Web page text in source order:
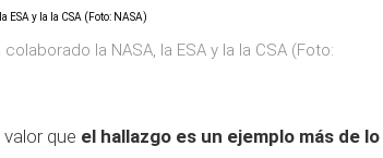
la NASA, la ESA y la la CSA (Foto:
que el hallazgo es un ejemplo más de lo